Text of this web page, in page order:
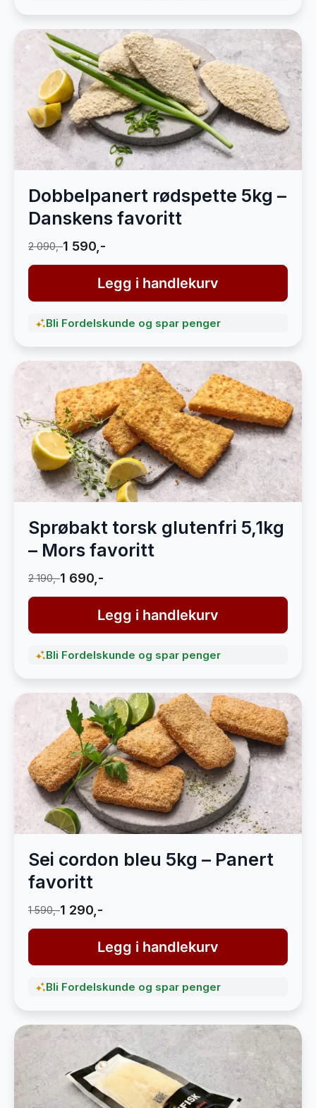
Dobbelpanert rødspette 5kg –
Danskens favoritt
2 090,-1 590,-
Legg i handlekurv
Bli Fordelskunde og spar penger
Sprøbakt torsk glutenfri 5,1kg
– Mors favoritt
2 190,-1 690,-
Legg i handlekurv
Bli Fordelskunde og spar penger
Sei cordon bleu 5kg – Panert
favoritt
1 590,-1 290,-
Legg i handlekurv
Bli Fordelskunde og spar penger